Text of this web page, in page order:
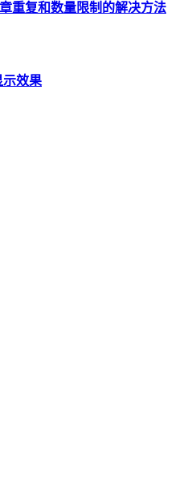
重复和数量限制的解决方法
示效果